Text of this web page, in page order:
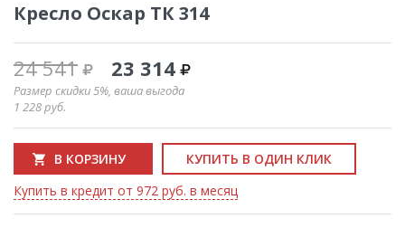
Кресло Оскар ТК 314
24 541 23 314
Размер скидки 5%, ваша выгода
1 228руб.
В КОРЗИНУ
КУПИТЬ В ОДИН КЛИК
Купить в кредит от 972 руб. в месяц